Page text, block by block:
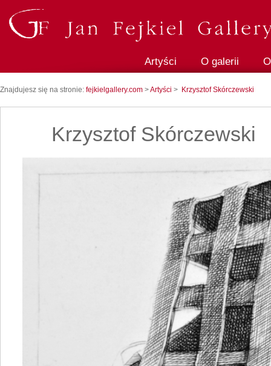
Artyści O galerii
Znajdujesz się na stronie: fejkielgallery.com >Artyści > Krzysztof Skórczewski
Krzysztof Skórczewski